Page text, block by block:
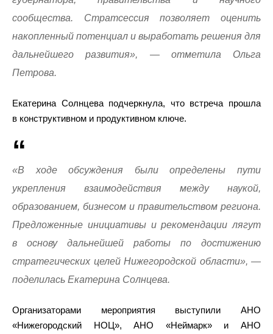
сообщества. Стратсессия позволяет оценить
накопленный потенциал и выработать решения для
дальнейшего развития», — отметила Ольга
Петрова.
Екатерина Солнцева подчеркнула, что встреча прошла
в конструктивном и продуктивном ключе.
«В ходе обсуждения были определены пути
укрепления взаимодействия между наукой,
образованием, бизнесом и правительством региона.
Предложенные инициативы и рекомендации лягут
в основу дальнейшей работы по достижению
стратегических целей Нижегородской области», —
поделилась Екатерина Солнцева.
Организаторами мероприятия выступили АНО
«Нижегородский НОЦ», АНО «Неймарк» и АНО